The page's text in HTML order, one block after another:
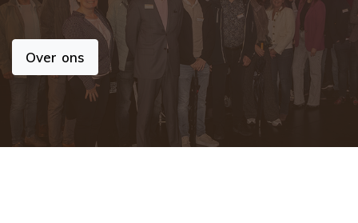
Over ons